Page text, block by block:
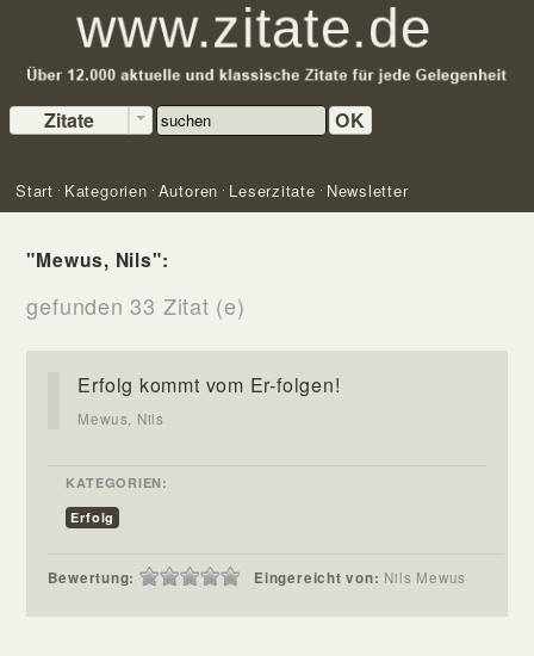
Zitate OK
Start Kategorien Autoren Leserzitate Newsletter
"Mewus, Nils":
gefunden 33 Zitat (e)
Erfolg kommt vom Er-folgen!
Mewus, Nils
KATEGORIEN:
Erfolg
Bewertung: Eingereicht von: Nils Mewus